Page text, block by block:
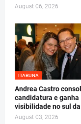
August 06, 2026
ITABUNA
Andrea Castro
candidatura e ganha
visibilidade no sul
August 03, 2026